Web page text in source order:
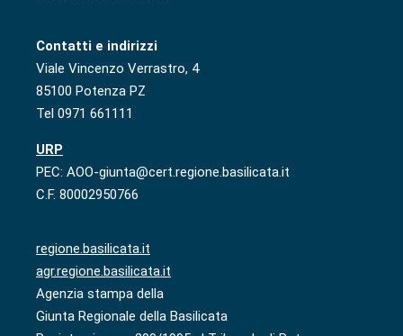
Contatti e indirizzi
Viale Vincenzo Verrastro, 4
85100 Potenza PZ
Tel 0971 661111
URP
PEC: AOO-giunta@cert.regione.basilicata.it
C.F. 80002950766
regione.basilicata.it
agr.regione.basilicata.it
Agenzia stampa della
Giunta Regionale della Basilicata